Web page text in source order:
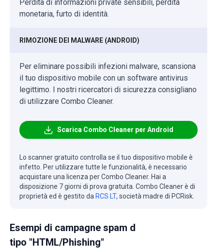
Perdita di informazioni private sensibili, perdita
monetaria, furto di identità.
RIMOZIONE DEI MALWARE (ANDROID)
Per eliminare possibili infezioni malware, scansiona
il tuo dispositivo mobile con un software antivirus
legittimo. I nostri ricercatori di sicurezza consigliano
di utilizzare Combo Cleaner.
Scarica Combo Cleaner per Android
Lo scanner gratuito controlla se il tuo dispositivo mobile è
infetto. Per utilizzare tutte le funzionalità, è necessario
acquistare una licenza per Combo Cleaner. Hai a
disposizione 7 giorni di prova gratuita. Combo Cleaner è di
proprietà ed è gestito da RCS LT, società madre di PCRisk.
Esempi di campagne spam d
tipo "HTML/Phishing"